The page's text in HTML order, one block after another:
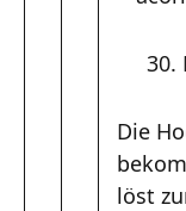
30.
Die
löst